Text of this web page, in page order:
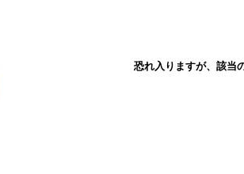
恐れ入りますが、該当